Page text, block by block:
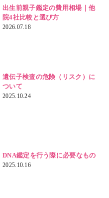
出生前親子鑑定の費用相場｜他
院4社比較と選び方
2026.07.18
遺伝子検査の危険（リスク）に
ついて
2025.10.24
DNA鑑定を行う際に必要なもの
2025.10.16